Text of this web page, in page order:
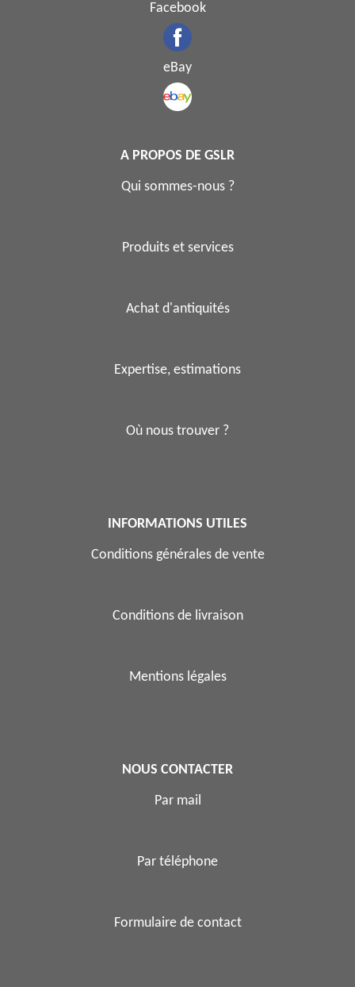
Facebook
eBay
A PROPOS DE GSLR
Qui sommes-nous ?
Produits et services
Achat d'antiquités
Expertise, estimations
Où nous trouver ?
INFORMATIONS UTILES
Conditions générales de vente
Conditions de livraison
Mentions légales
NOUS CONTACTER
Par mail
Par téléphone
Formulaire de contact